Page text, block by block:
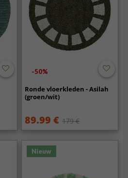
-50%
Ronde vloerkleden - Asilah
(groen/wit)
89.99 € 179 €
Nieuw